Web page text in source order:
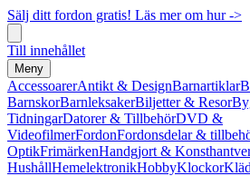
Sälj ditt fordon gratis! Läs mer om hur ->
Till innehållet
Meny
AccessoarerAntikt & DesignBarnartiklar
BarnskorBarnleksakerBiljetter & Resor
TidningarDatorer & TillbehörDVD &
VideofilmerFordonFordonsdelar &
OptikFrimärkenHandgjort &
HushållHemelektronikHobbyKlockor